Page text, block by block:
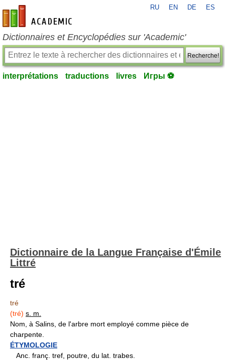
fr-academic.com
RU EN DE ES
Dictionnaires et Encyclopédies sur 'Academic'
Recherche!
interprétations traductions livres Игры ⚽
Dictionnaire de la Langue Française d'Émile
Littré
tré
tré
(tré) s. m.
Nom, à Salins, de l'arbre mort employé comme pièce de
charpente.
ÉTYMOLOGIE
Anc. franç. tref, poutre, du lat. trabes.